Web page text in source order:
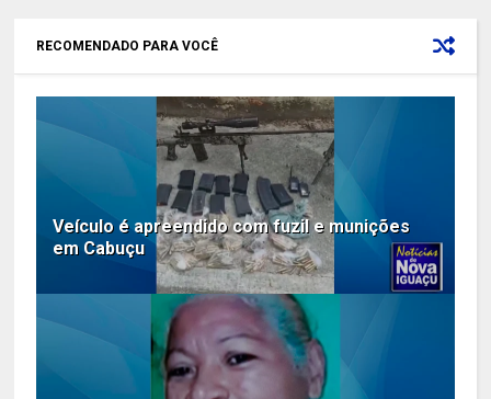
RECOMENDADO PARA VOCÊ
Veículo é apreendido com fuzil e munições
em Cabuçu